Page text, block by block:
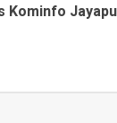
Kominfo